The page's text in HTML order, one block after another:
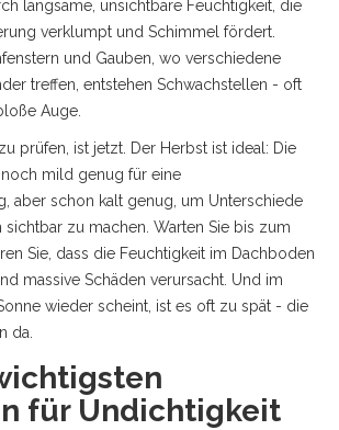
langsame, unsichtbare Feuchtigkeit, die
verklumpt und Schimmel fördert.
und Gauben, wo verschiedene
treffen, entstehen Schwachstellen - oft
Auge.
prüfen, ist jetzt. Der Herbst ist ideal: Die
mild genug für eine
aber schon kalt genug, um Unterschiede
sichtbar zu machen. Warten Sie bis zum
Sie, dass die Feuchtigkeit im Dachboden
massive Schäden verursacht. Und im
wieder scheint, ist es oft zu spät - die
da.
für Undichtigkeit